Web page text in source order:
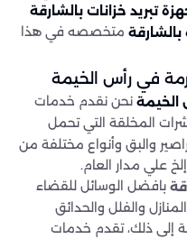
تبريد خزانات بالشارقة
بالشارقة متخصصه في هذا
في رأس الخيمة
الخيمة نحن نقدم خدمات
المخلقة التي تحمل
والبق وأنواع مختلفة من
علي مدار العام.
بافضل الوسائل للقضاء
والفلل والحدائق
إلى ذلك، تقدم خدمات